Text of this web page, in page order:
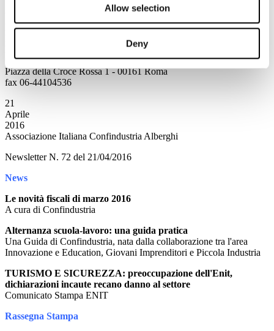
Allow selection
Deny
Ferrovie dello Stato Italiane SpA
Direzione Centrale Comunicazione Esterna e Media
Relazioni con i Media e Attività Redazionali
tel. 06-44105355
Piazza della Croce Rossa 1 - 00161 Roma
fax 06-44104536
21
Aprile
2016
Associazione Italiana Confindustria Alberghi
Newsletter N. 72 del 21/04/2016
News
Le novità fiscali di marzo 2016
A cura di Confindustria
Alternanza scuola-lavoro: una guida pratica
Una Guida di Confindustria, nata dalla collaborazione tra l'area
Innovazione e Education, Giovani Imprenditori e Piccola Industria
TURISMO E SICUREZZA: preoccupazione dell'Enit,
dichiarazioni incaute recano danno al settore
Comunicato Stampa ENIT
Rassegna Stampa